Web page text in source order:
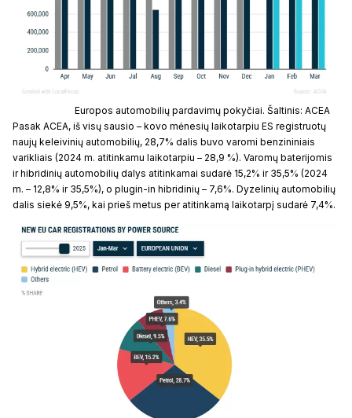
Europos automobilių pardavimų pokyčiai. Šaltinis: ACEA
Pasak ACEA, iš visų sausio – kovo mėnesių laikotarpiu ES registruotų
naujų keleivinių automobilių, 28,7% dalis buvo varomi benzininiais
varikliais (2024 m. atitinkamu laikotarpiu – 28,9 %). Varomų baterijomis
ir hibridinių automobilių dalys atitinkamai sudarė 15,2% ir 35,5% (2024
m. – 12,8% ir 35,5%), o plugin-in hibridinių – 7,6%. Dyzelinių automobilių
dalis siekė 9,5%, kai prieš metus per atitinkamą laikotarpį sudarė 7,4%.